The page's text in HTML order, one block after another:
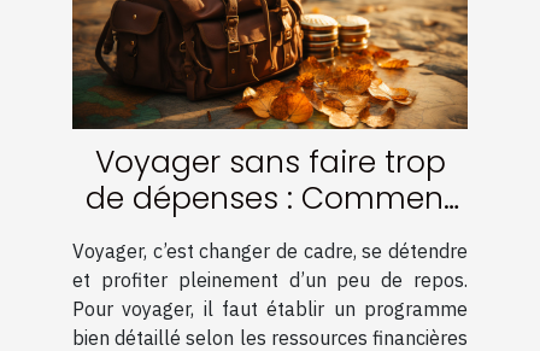
Voyager sans faire trop
de dépenses : Comment
procéder ?
Voyager, c’est changer de cadre, se détendre
et profiter pleinement d’un peu de repos.
Pour voyager, il faut établir un programme
bien détaillé selon les ressources financières